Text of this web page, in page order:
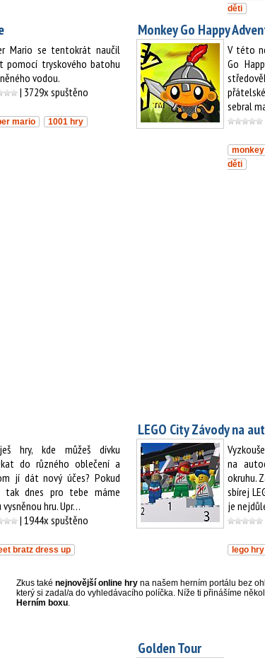
děti
Mario se tentokrát naučil
pomocí tryskového batohu
vodou.
| 3729x spuštěno
mario 1001 hry
Monkey Go Happy
V této
Go
sebral
děti
hry, kde můžeš dívku
do různého oblečení a
jí dát nový účes? Pokud
tak dnes pro tebe máme
hru. Upr…
| 1944x spuštěno
bratz dress up
LEGO City Závody na
na
okruhu.
sbírej
je
lego hry
Zkus také nejnovější online hry na našem herním portálu bez
který si zadal/a do vyhledávacího políčka. Níže ti přinášíme
Herním boxu.
Golden Tour